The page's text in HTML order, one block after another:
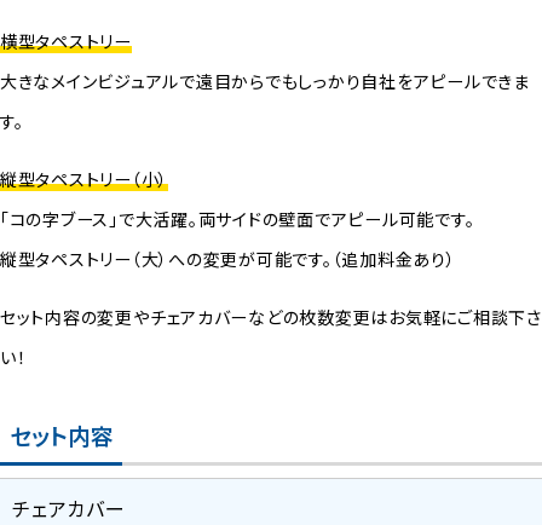
横型タペストリー
大きなメインビジュアルで遠目からでもしっかり自社をアピールできま
す。
縦型タペストリー（小）
「コの字ブース」で大活躍。両サイドの壁面でアピール可能です。
縦型タペストリー（大）への変更が可能です。（追加料金あり）
セット内容の変更やチェアカバーなどの枚数変更はお気軽にご相談下さ
い！
セット内容
チェアカバー